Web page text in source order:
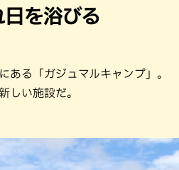
を浴びる
ある「ガジュマルキャンプ」。
しい施設だ。